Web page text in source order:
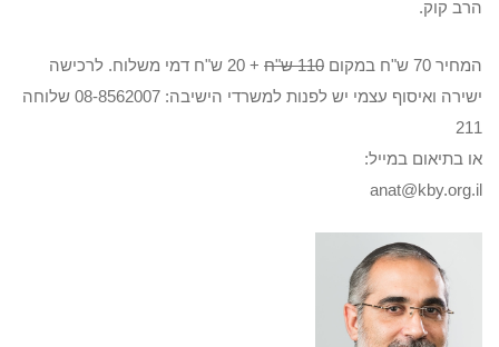
הרב קוק.
המחיר 70 ש"ח במקום 110 ש"ח
+ 20 ש"ח דמי משלוח. לרכישה
ישירה ואיסוף עצמי יש לפנות למשרדי הישיבה: 08-8562007 שלוחה
211
או בתיאום במייל:
anat@kby.org.il